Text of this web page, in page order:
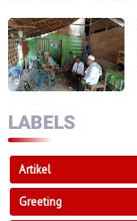
LABELS
Artikel
Greeting